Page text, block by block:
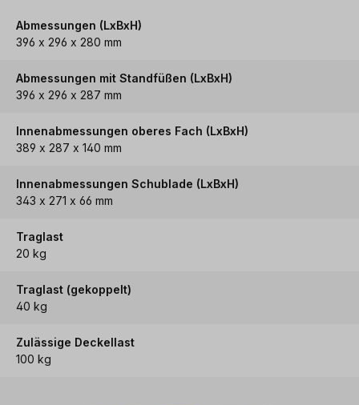
Abmessungen (LxBxH)
396 x 296 x 280 mm
Abmessungen mit Standfüßen (LxBxH)
396 x 296 x 287 mm
Innenabmessungen oberes Fach (LxBxH)
389 x 287 x 140 mm
Innenabmessungen Schublade (LxBxH)
343 x 271 x 66 mm
Traglast
20 kg
Traglast (gekoppelt)
40 kg
Zulässige Deckellast
100 kg